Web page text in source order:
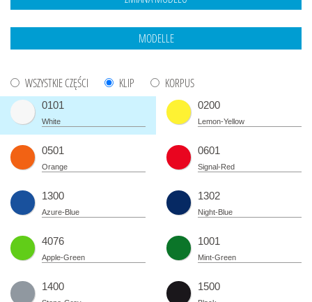
WSZYSTKIE CZĘŚCI KLIP KORPUS
0101
White
0200
Lemon-Yellow
0501
Orange
0601
Signal-Red
1300
Azure-Blue
1302
Night-Blue
4076
Apple-Green
1001
Mint-Green
1400 1500